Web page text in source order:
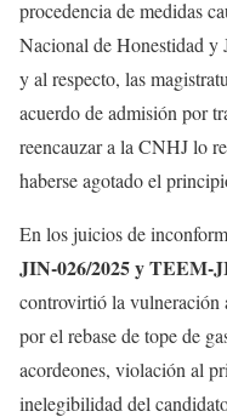
procedencia de medidas
Nacional de Honestidad y
y al respecto, las
acuerdo de admisión por
reencauzar a la CNHJ lo
haberse agotado el
En los juicios de
JIN-026/2025 y TEEM-
controvirtió la vulneración
por el rebase de tope de
acordeones, violación al
inelegibilidad del